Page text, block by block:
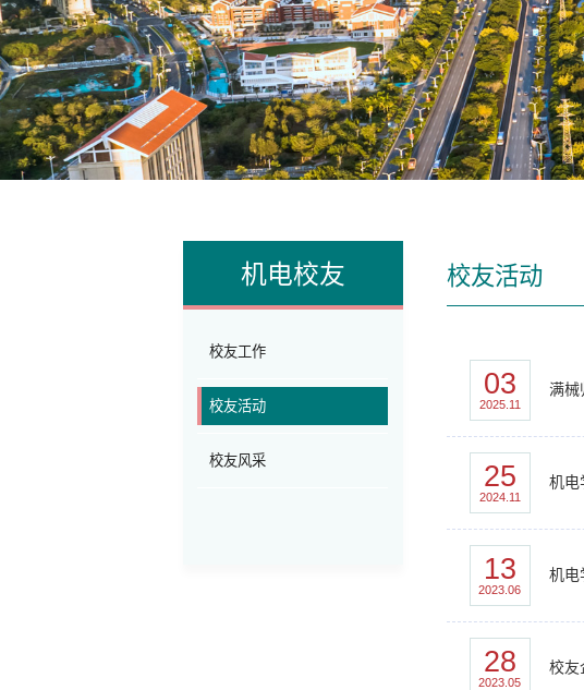
机电校友
校友工作
校友活动
校友风采
校友活动
03
2025.11
满械
25
2024.11
机电
13
2023.06
机电
28
2023.05
校友